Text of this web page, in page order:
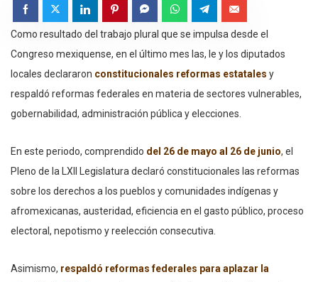
Como resultado del trabajo plural que se impulsa desde el
Congreso mexiquense, en el último mes las, le y los diputados
locales declararon constitucionales reformas estatales y
respaldó reformas federales en materia de sectores vulnerables,
gobernabilidad, administración pública y elecciones.
En este periodo, comprendido del 26 de mayo al 26 de junio, el
Pleno de la LXII Legislatura declaró constitucionales las reformas
sobre los derechos a los pueblos y comunidades indígenas y
afromexicanas, austeridad, eficiencia en el gasto público, proceso
electoral, nepotismo y reelección consecutiva.
Asimismo, respaldó reformas federales para aplazar la